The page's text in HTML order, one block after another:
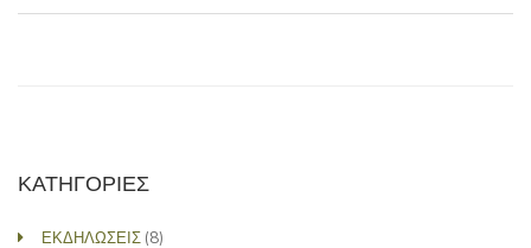
ΚΑΤΗΓΟΡΙΕΣ
ΕΚΔΗΛΩΣΕΙΣ (8)